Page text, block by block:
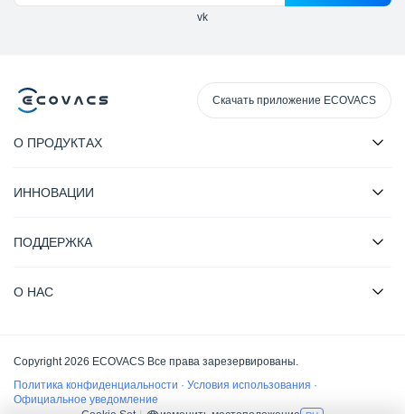
vk
Скачать приложение ECOVACS
О ПРОДУКТАХ
ИННОВАЦИИ
ПОДДЕРЖКА
О НАС
Copyright 2026 ECOVACS Все права зарезервированы.
Политика конфиденциальности · Условия использования ·
Официальное уведомление